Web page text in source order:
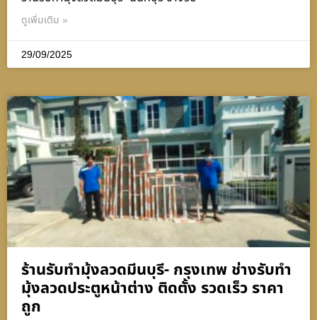
ดูเพิ่มเติม »
29/09/2025
ร้านรับทำมุ้งลวดมีนบุรี- กรุงเทพ ช่างรับทำ
มุ้งลวดประตูหน้าต่าง ติดตั้ง รวดเร็ว ราคา
ถูก